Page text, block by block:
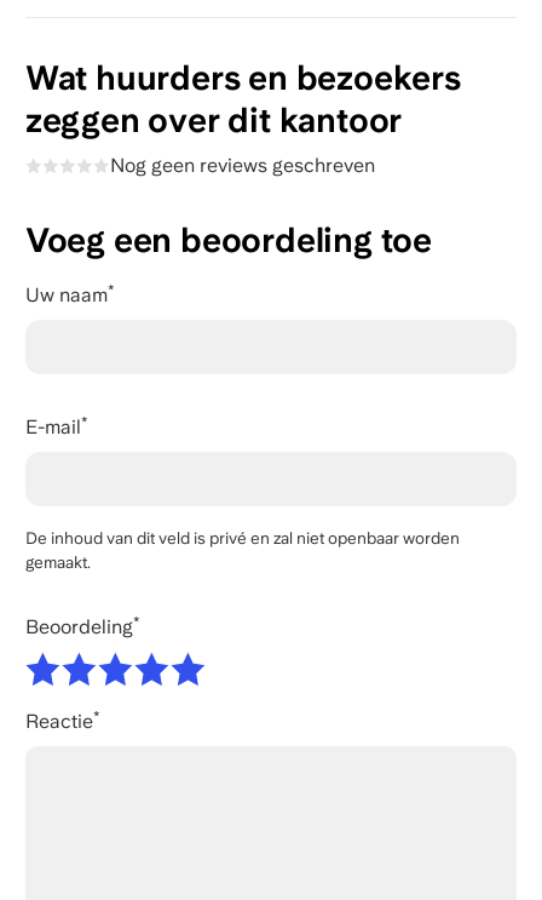
Wat huurders en bezoekers
zeggen over dit kantoor
Nog geen reviews geschreven
Voeg een beoordeling toe
Uw naam
E-mail
De inhoud van dit veld is privé en zal niet openbaar worden
gemaakt.
Beoordeling
Reactie